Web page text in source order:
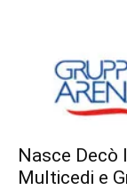
Nasce Decò
Multicedi e